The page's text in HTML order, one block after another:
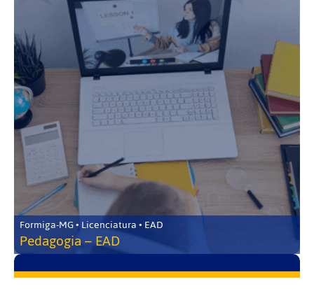
Formiga-MG • Licenciatura • EAD
Pedagogia – EAD